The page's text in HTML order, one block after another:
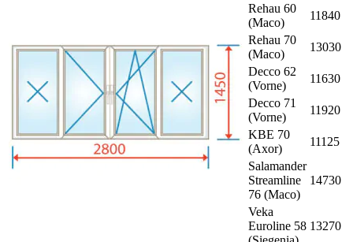
Rehau 60
(Maco)
11840
Rehau 70
(Maco)
13030
Decco 62
(Vorne)
11630
Decco 71
(Vorne)
11920
KBE 70
(Axor)
11125
Salamander
Streamline
76 (Maco)
14730
Veka
Euroline 58 13270